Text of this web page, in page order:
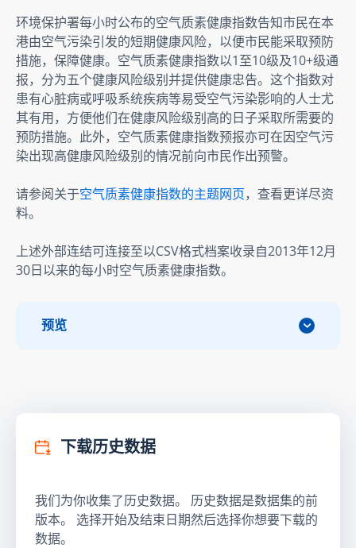
环境保护署每小时公布的空气质素健康指数告知市民在本
港由空气污染引发的短期健康风险，以便市民能采取预防
措施，保障健康。空气质素健康指数以1至10级及10+级通
报，分为五个健康风险级别并提供健康忠告。这个指数对
患有心脏病或呼吸系统疾病等易受空气污染影响的人士尤
其有用，方便他们在健康风险级别高的日子采取所需要的
预防措施。此外，空气质素健康指数预报亦可在因空气污
染出现高健康风险级别的情况前向市民作出预警。
请参阅关于空气质素健康指数的主题网页，查看更详尽资
料。
上述外部连结可连接至以CSV格式档案收录自2013年12月
30日以来的每小时空气质素健康指数。
预览
下载历史数据
我们为你收集了历史数据。 历史数据是数据集的前
版本。 选择开始及结束日期然后选择你想要下载的
数据。